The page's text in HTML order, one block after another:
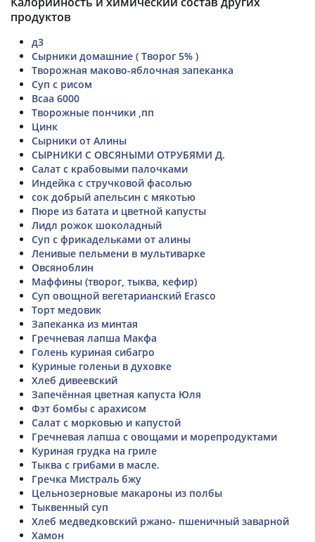
продуктов
д3
Сырники домашние ( Творог 5% )
Творожная маково-яблочная запеканка
Суп с рисом
Bcaa 6000
Творожные пончики ,пп
Цинк
Сырники от Алины
СЫРНИКИ С ОВСЯНЫМИ ОТРУБЯМИ Д.
Салат с крабовыми палочками
Индейка с стручковой фасолью
сок добрый апельсин с мякотью
Пюре из батата и цветной капусты
Лидл рожок шоколадный
Суп с фрикадельками от алины
Ленивые пельмени в мультиварке
Овсяноблин
Маффины (творог, тыква, кефир)
Суп овощной вегетарианский Erasco
Торт медовик
Запеканка из минтая
Гречневая лапша Макфа
Голень куриная сибагро
Куриные голеньи в духовке
Хлеб дивеевский
Запечённая цветная капуста Юля
Фэт бомбы с арахисом
Салат с морковью и капустой
Гречневая лапша с овощами и морепродуктами
Куриная грудка на гриле
Тыква с грибами в масле.
Гречка Мистраль бжу
Цельнозерновые макароны из полбы
Тыквенный суп
Хлеб медведковский ржано- пшеничный заварной
Хамон